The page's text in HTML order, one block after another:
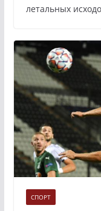
летальных
СПОРТ